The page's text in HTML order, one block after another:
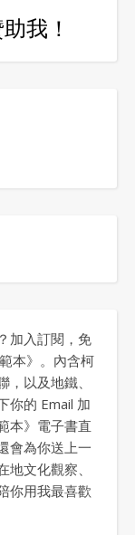
我！
加入訂閱，免
本》。內含柯
以及地鐵、
你的 Email 加
本》電子書直
會為你送上一
文化觀察、
你用我最喜歡